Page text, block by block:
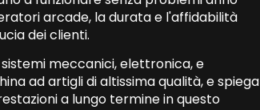
arcade, la durata e l'affidabilità
dei clienti.
meccanici, elettronica, e
ad artigli di altissima qualità, e spiega
a lungo termine in questo